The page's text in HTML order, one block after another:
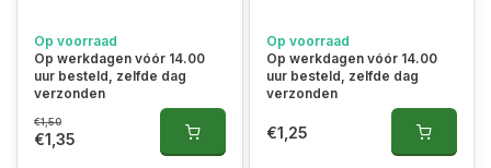
Op voorraad
Op werkdagen vóór 14.00
uur besteld, zelfde dag
verzonden
€1,50
€1,35
Op voorraad
Op werkdagen vóór 14.00
uur besteld, zelfde dag
verzonden
€1,25